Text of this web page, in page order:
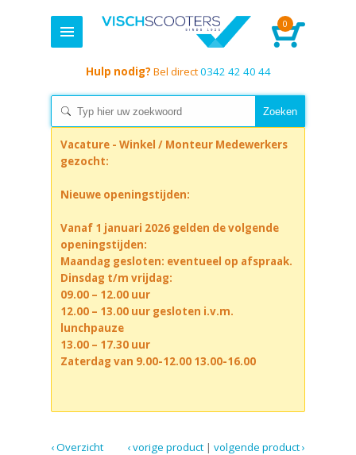
0
Hulp nodig? Bel direct0342 42 40 44
Vacature - Winkel / Monteur Medewerkers
gezocht:
Nieuwe openingstijden:
Vanaf 1 januari 2026 gelden de volgende
openingstijden:
Maandag gesloten: eventueel op afspraak.
Dinsdag t/m vrijdag:
09.00 – 12.00 uur
12.00 – 13.00 uur gesloten i.v.m.
lunchpauze
13.00 – 17.30 uur
Zaterdag van 9.00-12.00 13.00-16.00
‹ Overzicht volgende product ›
|
‹ vorige product